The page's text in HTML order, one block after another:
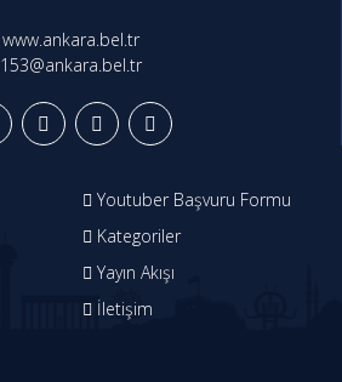
www.ankara.bel.tr
153@ankara.bel.tr
Youtuber Başvuru Formu
Kategoriler
Yayın Akışı
İletişim